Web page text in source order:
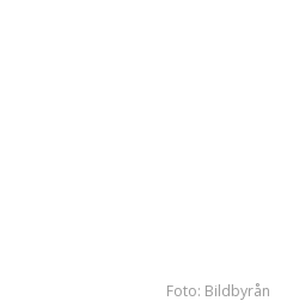
Foto: Bildbyrån